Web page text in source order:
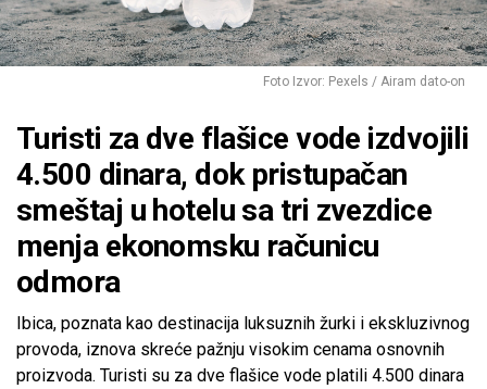
Foto Izvor: Pexels / Airam dato-on
Turisti za dve flašice vode izdvojili
4.500 dinara, dok pristupačan
smeštaj u hotelu sa tri zvezdice
menja ekonomsku računicu
odmora
Ibica, poznata kao destinacija luksuznih žurki i ekskluzivnog
provoda, iznova skreće pažnju visokim cenama osnovnih
proizvoda. Turisti su za dve flašice vode platili 4.500 dinara